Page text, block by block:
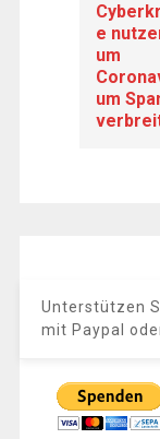
e
um
um
Unterstützen
mit Paypal